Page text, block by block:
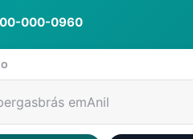
000-0960
emAnil